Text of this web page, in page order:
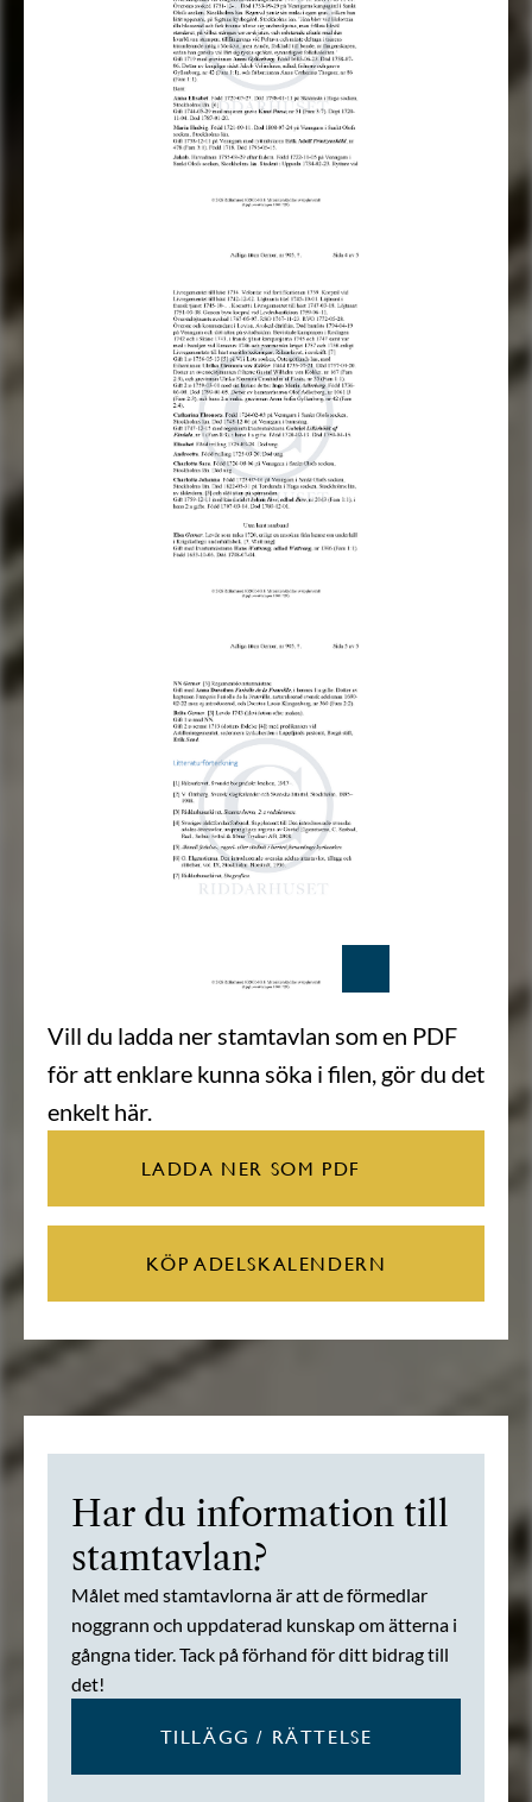
Vill du ladda ner stamtavlan som en PDF
för att enklare kunna söka i filen, gör du det
enkelt här.
LADDA NER SOM PDF
KÖP ADELSKALENDERN
Har du information till
stamtavlan?
Målet med stamtavlorna är att de förmedlar
noggrann och uppdaterad kunskap om ätterna i
gångna tider. Tack på förhand för ditt bidrag till
det!
TILLÄGG / RÄTTELSE